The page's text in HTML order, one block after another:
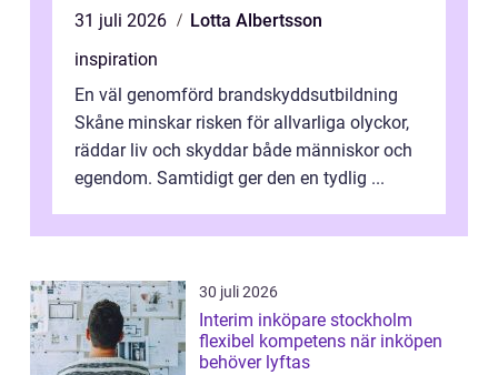
31 juli 2026
Lotta Albertsson
inspiration
En väl genomförd brandskyddsutbildning
Skåne minskar risken för allvarliga olyckor,
räddar liv och skyddar både människor och
egendom. Samtidigt ger den en tydlig ...
30 juli 2026
Interim inköpare stockholm
flexibel kompetens när inköpen
behöver lyftas